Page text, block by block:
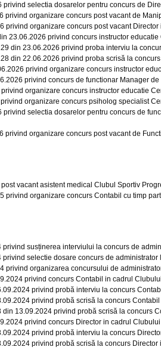
privind selectia dosarelor pentru concurs de
privind organizare concurs post vacant de
privind organizare concurs post vacant
23.06.2026 privind concurs instructor
din 23.06.2026 privind proba interviu la
din 22.06.2026 privind proba scrisă la
privind organizare concurs instructor
privind concurs de functionar Manager
organizare concurs instructor educatie
organizare concurs psiholog specialist
privind selectia dosarelor pentru concurs de
privind organizare concurs post vacant de
vacant asistent medical Clubul Sportiv
privind organizare concurs Contabil cu timp
privind susținerea interviului la concurs de
privind selectie dosare concurs de
privind organizarea concursului de
privind concurs Contabil in cadrul
privind probă interviu la concurs
privind probă scrisă la concurs
din 13.09.2024 privind probă scrisă la concurs
privind concurs Director in cadrul
privind probă interviu la concurs
privind probă scrisă la concurs